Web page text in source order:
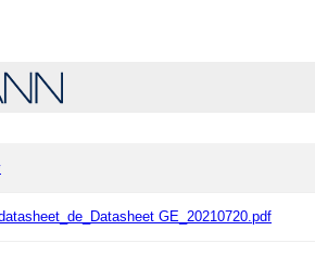
GE_20210720.pdf